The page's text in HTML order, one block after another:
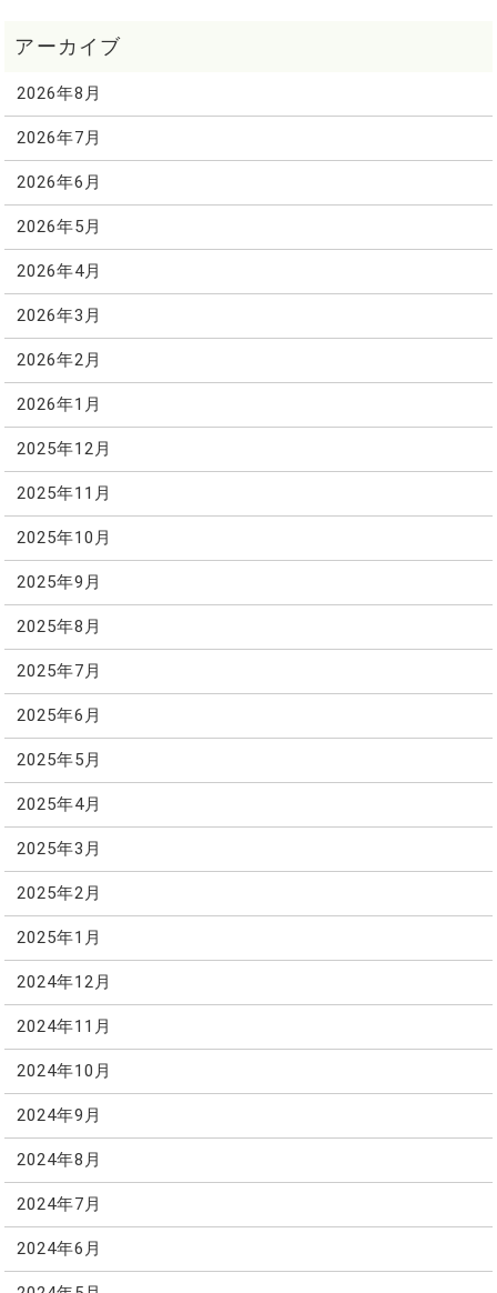
2026年8月
2026年7月
2026年6月
2026年5月
2026年4月
2026年3月
2026年2月
2026年1月
2025年12月
2025年11月
2025年10月
2025年9月
2025年8月
2025年7月
2025年6月
2025年5月
2025年4月
2025年3月
2025年2月
2025年1月
2024年12月
2024年11月
2024年10月
2024年9月
2024年8月
2024年7月
2024年6月